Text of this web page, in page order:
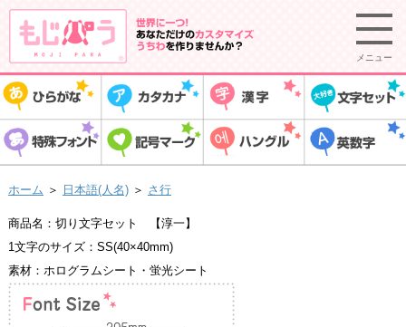
メニュー
ホーム ＞ 日本語(人名) ＞ さ行
商品名：切り文字セット 【淳一】
1文字のサイズ：SS(40×40mm)
素材：ホログラムシート・蛍光シート